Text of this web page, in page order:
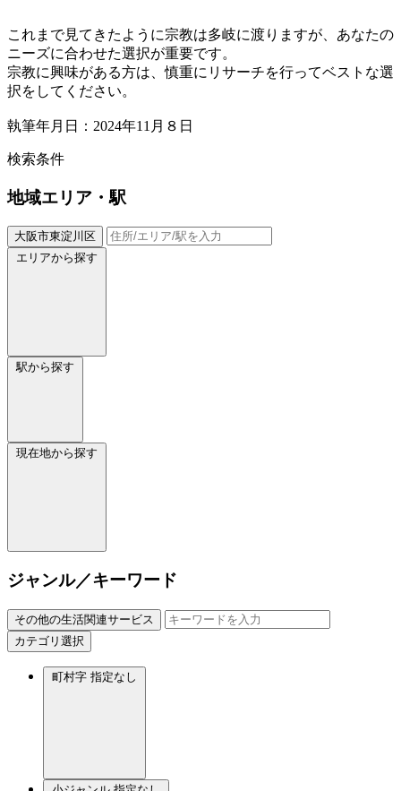
これまで見てきたように宗教は多岐に渡りますが、あなたの
ニーズに合わせた選択が重要です。
宗教に興味がある方は、慎重にリサーチを行ってベストな選
択をしてください。
執筆年月日：2024年11月８日
検索条件
地域エリア・駅
大阪市東淀川区
エリアから探す
駅から探す
現在地から探す
ジャンル／キーワード
その他の生活関連サービス
カテゴリ選択
町村字 指定なし